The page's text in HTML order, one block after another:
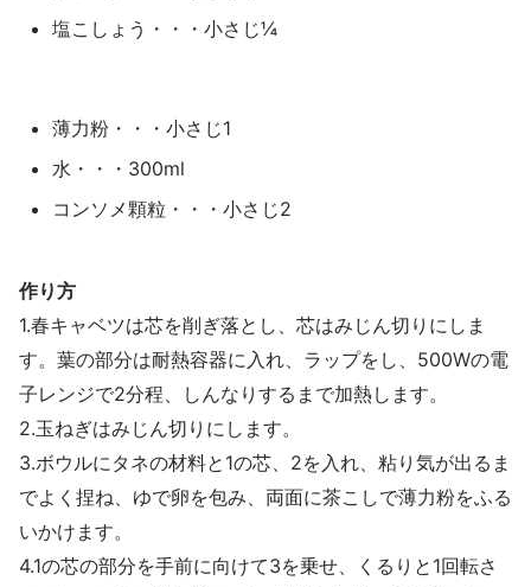
塩こしょう・・・小さじ¼
薄力粉・・・小さじ1
水・・・300ml
コンソメ顆粒・・・小さじ2
作り方
1.春キャベツは芯を削ぎ落とし、芯はみじん切りにしま
す。葉の部分は耐熱容器に入れ、ラップをし、500Wの電
子レンジで2分程、しんなりするまで加熱します。
2.玉ねぎはみじん切りにします。
3.ボウルにタネの材料と1の芯、2を入れ、粘り気が出るま
でよく捏ね、ゆで卵を包み、両面に茶こしで薄力粉をふる
いかけます。
4.1の芯の部分を手前に向けて3を乗せ、くるりと1回転さ